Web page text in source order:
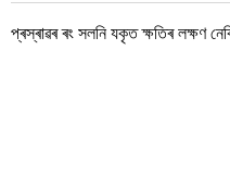
প্ৰস্ৰাৱৰ ৰং সলনি যকৃত ক্ষতিৰ লক্ষণ